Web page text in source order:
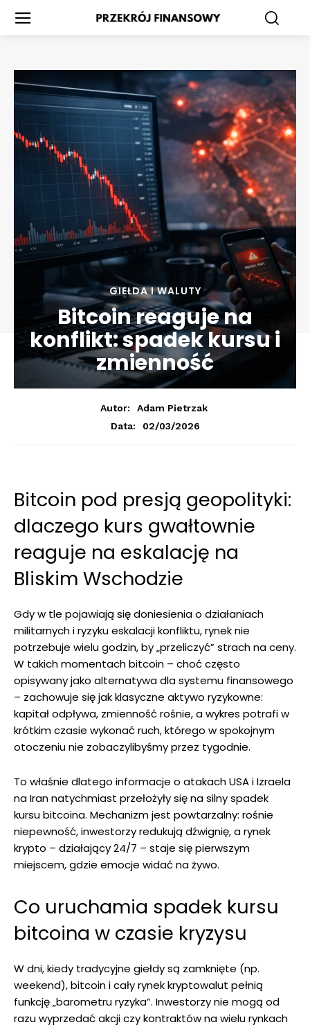
GIEŁDA I WALUTY
Bitcoin reaguje na
konflikt: spadek kursu i
zmienność
Autor:
Adam Pietrzak
Data:
02/03/2026
Bitcoin pod presją geopolityki:
dlaczego kurs gwałtownie
reaguje na eskalację na
Bliskim Wschodzie
Gdy w tle pojawiają się doniesienia o działaniach
militarnych i ryzyku eskalacji konfliktu, rynek nie
potrzebuje wielu godzin, by „przeliczyć” strach na ceny.
W takich momentach bitcoin – choć często
opisywany jako alternatywa dla systemu finansowego
– zachowuje się jak klasyczne aktywo ryzykowne:
kapitał odpływa, zmienność rośnie, a wykres potrafi w
krótkim czasie wykonać ruch, którego w spokojnym
otoczeniu nie zobaczylibyśmy przez tygodnie.
To właśnie dlatego informacje o atakach USA i Izraela
na Iran natychmiast przełożyły się na silny spadek
kursu bitcoina. Mechanizm jest powtarzalny: rośnie
niepewność, inwestorzy redukują dźwignię, a rynek
krypto – działający 24/7 – staje się pierwszym
miejscem, gdzie emocje widać na żywo.
Co uruchamia spadek kursu
bitcoina w czasie kryzysu
W dni, kiedy tradycyjne giełdy są zamknięte (np.
weekend), bitcoin i cały rynek kryptowalut pełnią
funkcję „barometru ryzyka”. Inwestorzy nie mogą od
razu wyprzedać akcji czy kontraktów na wielu rynkach